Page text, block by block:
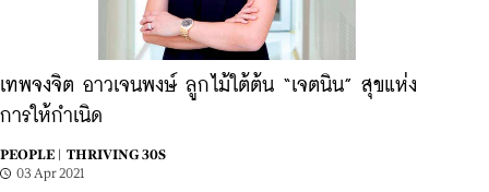
เทพจงจิต อาวเจนพงษ์ ลูกไม้ใต้ต้น “เจตนิน” สุขแห่ง
การให้กำเนิด
PEOPLE |
THRIVING 30S
03 Apr 2021